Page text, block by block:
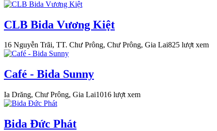
CLB Bida Vương Kiệt
16 Nguyễn Trãi, TT. Chư Prông, Chư Prông, Gia Lai825 lượt xem
Café - Bida Sunny
Ia Drăng, Chư Prông, Gia Lai1016 lượt xem
Bida Đức Phát